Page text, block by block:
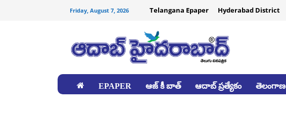
Friday, August 7, 2026 Telangana Epaper Hyderabad District
EPAPER ఆజ్ కీ బాత్ ఆదాబ్ ప్రత్యేకం తెలంగాణ